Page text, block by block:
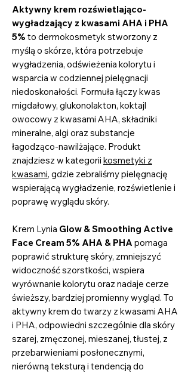
Aktywny krem rozświetlająco-
wygładzający z kwasami AHA i PHA
5% to dermokosmetyk stworzony z
myślą o skórze, która potrzebuje
wygładzenia, odświeżenia kolorytu i
wsparcia w codziennej pielęgnacji
niedoskonałości. Formuła łączy kwas
migdałowy, glukonolakton, koktajl
owocowy z kwasami AHA, składniki
mineralne, algi oraz substancje
łagodząco-nawilżające. Produkt
znajdziesz w kategorii kosmetyki z
kwasami, gdzie zebraliśmy pielęgnację
wspierającą wygładzenie, rozświetlenie i
poprawę wyglądu skóry.
Krem Lynia Glow & Smoothing Active
Face Cream 5% AHA & PHA pomaga
poprawić strukturę skóry, zmniejszyć
widoczność szorstkości, wspiera
wyrównanie kolorytu oraz nadaje cerze
świeższy, bardziej promienny wygląd. To
aktywny krem do twarzy z kwasami AHA
i PHA, odpowiedni szczególnie dla skóry
szarej, zmęczonej, mieszanej, tłustej, z
przebarwieniami posłonecznymi,
nierówną teksturą i tendencją do